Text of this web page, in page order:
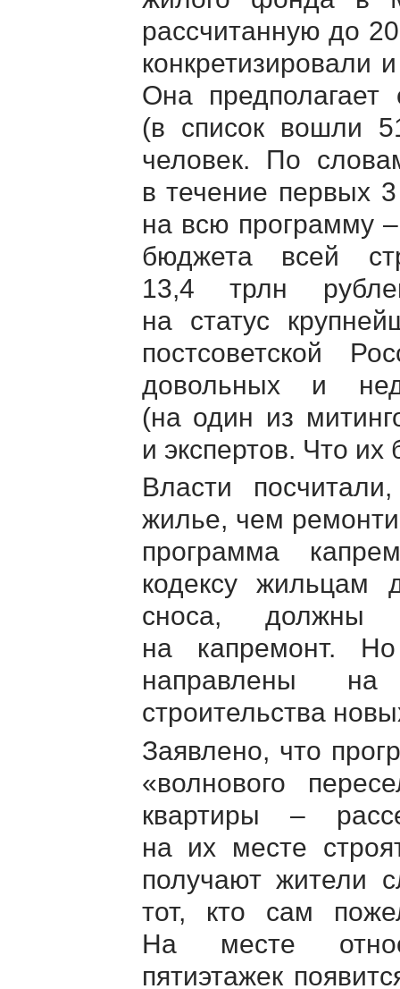
рассчитанную до
конкретизировали
Она
(в список вошли
человек. По
в течение первых
на всю программу
бюджета всей
13,4 трлн
на статус
постсоветской
довольных и
(на один из
и экспертов. Что их
Власти
жилье, чем
программа
кодексу жильцам
сноса, должны
на капремонт.
направлены
строительства
Заявлено, что
«волнового
квартиры –
на их месте
получают жители
тот, кто сам
На месте
пятиэтажек